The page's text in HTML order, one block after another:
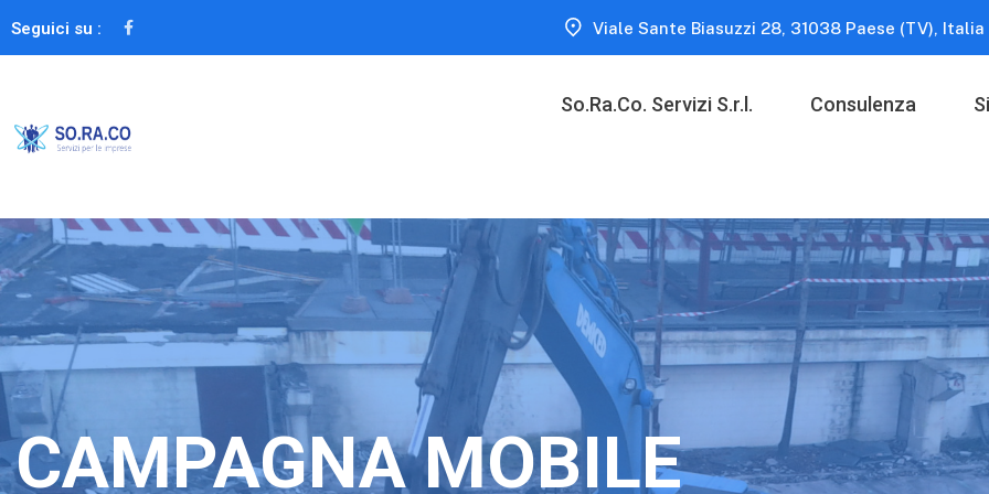
Seguici su : Viale Sante Biasuzzi 28, 31038 Paese (TV), Italia
So.Ra.Co. Servizi S.r.l. Consulenza
CAMPAGNA MOBILE